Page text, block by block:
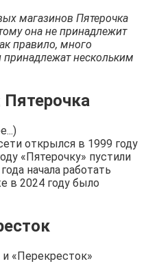
магазинов Пятерочка
она не принадлежит
правило, много
нескольким
открылся в 1999 году
«Пятерочку» пустили
начала работать
в 2024 году было
и «Перекресток»